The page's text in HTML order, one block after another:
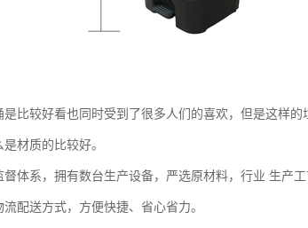
比较好看也同时受到了很多人们的喜欢，但是这样
材质的比较好。
体系，拥有数台生产设备，严选原材料，行业 生产
配送方式，方便快捷、省心省力。